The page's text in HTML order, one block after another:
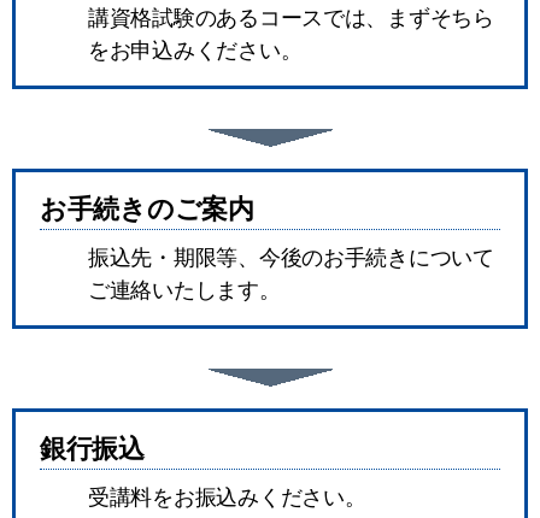
講資格試験のあるコースでは、まずそちら
をお申込みください。
お手続きのご案内
振込先・期限等、今後のお手続きについて
ご連絡いたします。
銀行振込
受講料をお振込みください。